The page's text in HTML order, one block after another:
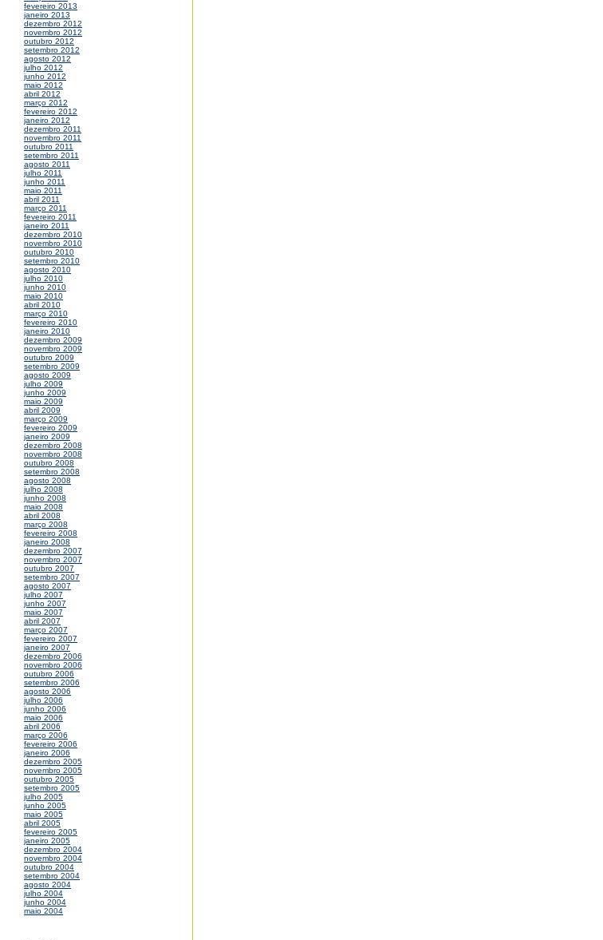
fevereiro 2013
janeiro 2013
dezembro 2012
novembro 2012
outubro 2012
setembro 2012
agosto 2012
julho 2012
junho 2012
maio 2012
abril 2012
março 2012
fevereiro 2012
janeiro 2012
dezembro 2011
novembro 2011
outubro 2011
setembro 2011
agosto 2011
julho 2011
junho 2011
maio 2011
abril 2011
março 2011
fevereiro 2011
janeiro 2011
dezembro 2010
novembro 2010
outubro 2010
setembro 2010
agosto 2010
julho 2010
junho 2010
maio 2010
abril 2010
março 2010
fevereiro 2010
janeiro 2010
dezembro 2009
novembro 2009
outubro 2009
setembro 2009
agosto 2009
julho 2009
junho 2009
maio 2009
abril 2009
março 2009
fevereiro 2009
janeiro 2009
dezembro 2008
novembro 2008
outubro 2008
setembro 2008
agosto 2008
julho 2008
junho 2008
maio 2008
abril 2008
março 2008
fevereiro 2008
janeiro 2008
dezembro 2007
novembro 2007
outubro 2007
setembro 2007
agosto 2007
julho 2007
junho 2007
maio 2007
abril 2007
março 2007
fevereiro 2007
janeiro 2007
dezembro 2006
novembro 2006
outubro 2006
setembro 2006
agosto 2006
julho 2006
junho 2006
maio 2006
abril 2006
março 2006
fevereiro 2006
janeiro 2006
dezembro 2005
novembro 2005
outubro 2005
setembro 2005
julho 2005
junho 2005
maio 2005
abril 2005
fevereiro 2005
janeiro 2005
dezembro 2004
novembro 2004
outubro 2004
setembro 2004
agosto 2004
julho 2004
junho 2004
maio 2004